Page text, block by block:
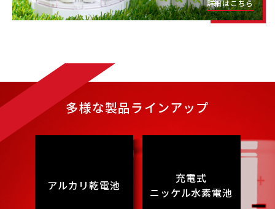
詳細はこちら
多様な製品ラインアップ
アルカリ乾電池
充電式
ニッケル水素電池